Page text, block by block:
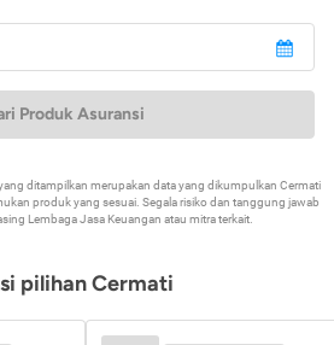
Produk Asuransi
ditampilkan merupakan data yang dikumpulkan Cermati
produk yang sesuai. Segala risiko dan tanggung jawab
Lembaga Jasa Keuangan atau mitra terkait.
pilihan Cermati